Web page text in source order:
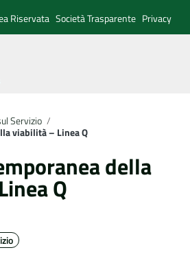
Riservata Società Trasparente Privacy
Servizio /
viabilità – Linea Q
della
Q